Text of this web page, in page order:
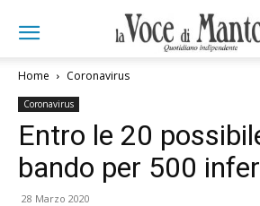
Home Coronavirus
Coronavirus
Entro le 20
bando per 500
28 Marzo 2020